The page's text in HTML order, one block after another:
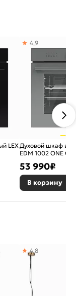
LEXДуховой шкаф
EDM 1002 ONE GR
4,9
53 990₽
В корзину
4,8